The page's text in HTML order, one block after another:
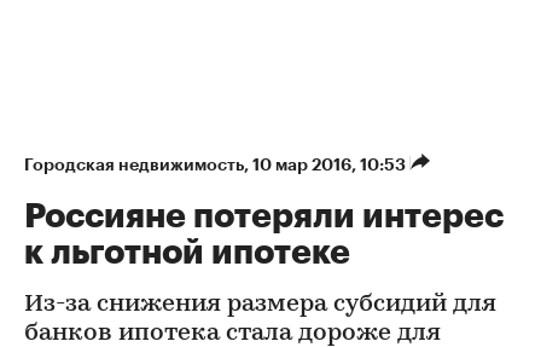
Городская недвижимость⁠, 10 мар 2016, 10:53
Россияне потеряли интерес
к льготной ипотеке
Из-за снижения размера субсидий для
банков ипотека стала дороже для